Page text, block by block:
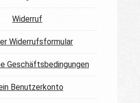
Widerruf
Widerrufsformular
Geschäftsbedingungen
Benutzerkonto